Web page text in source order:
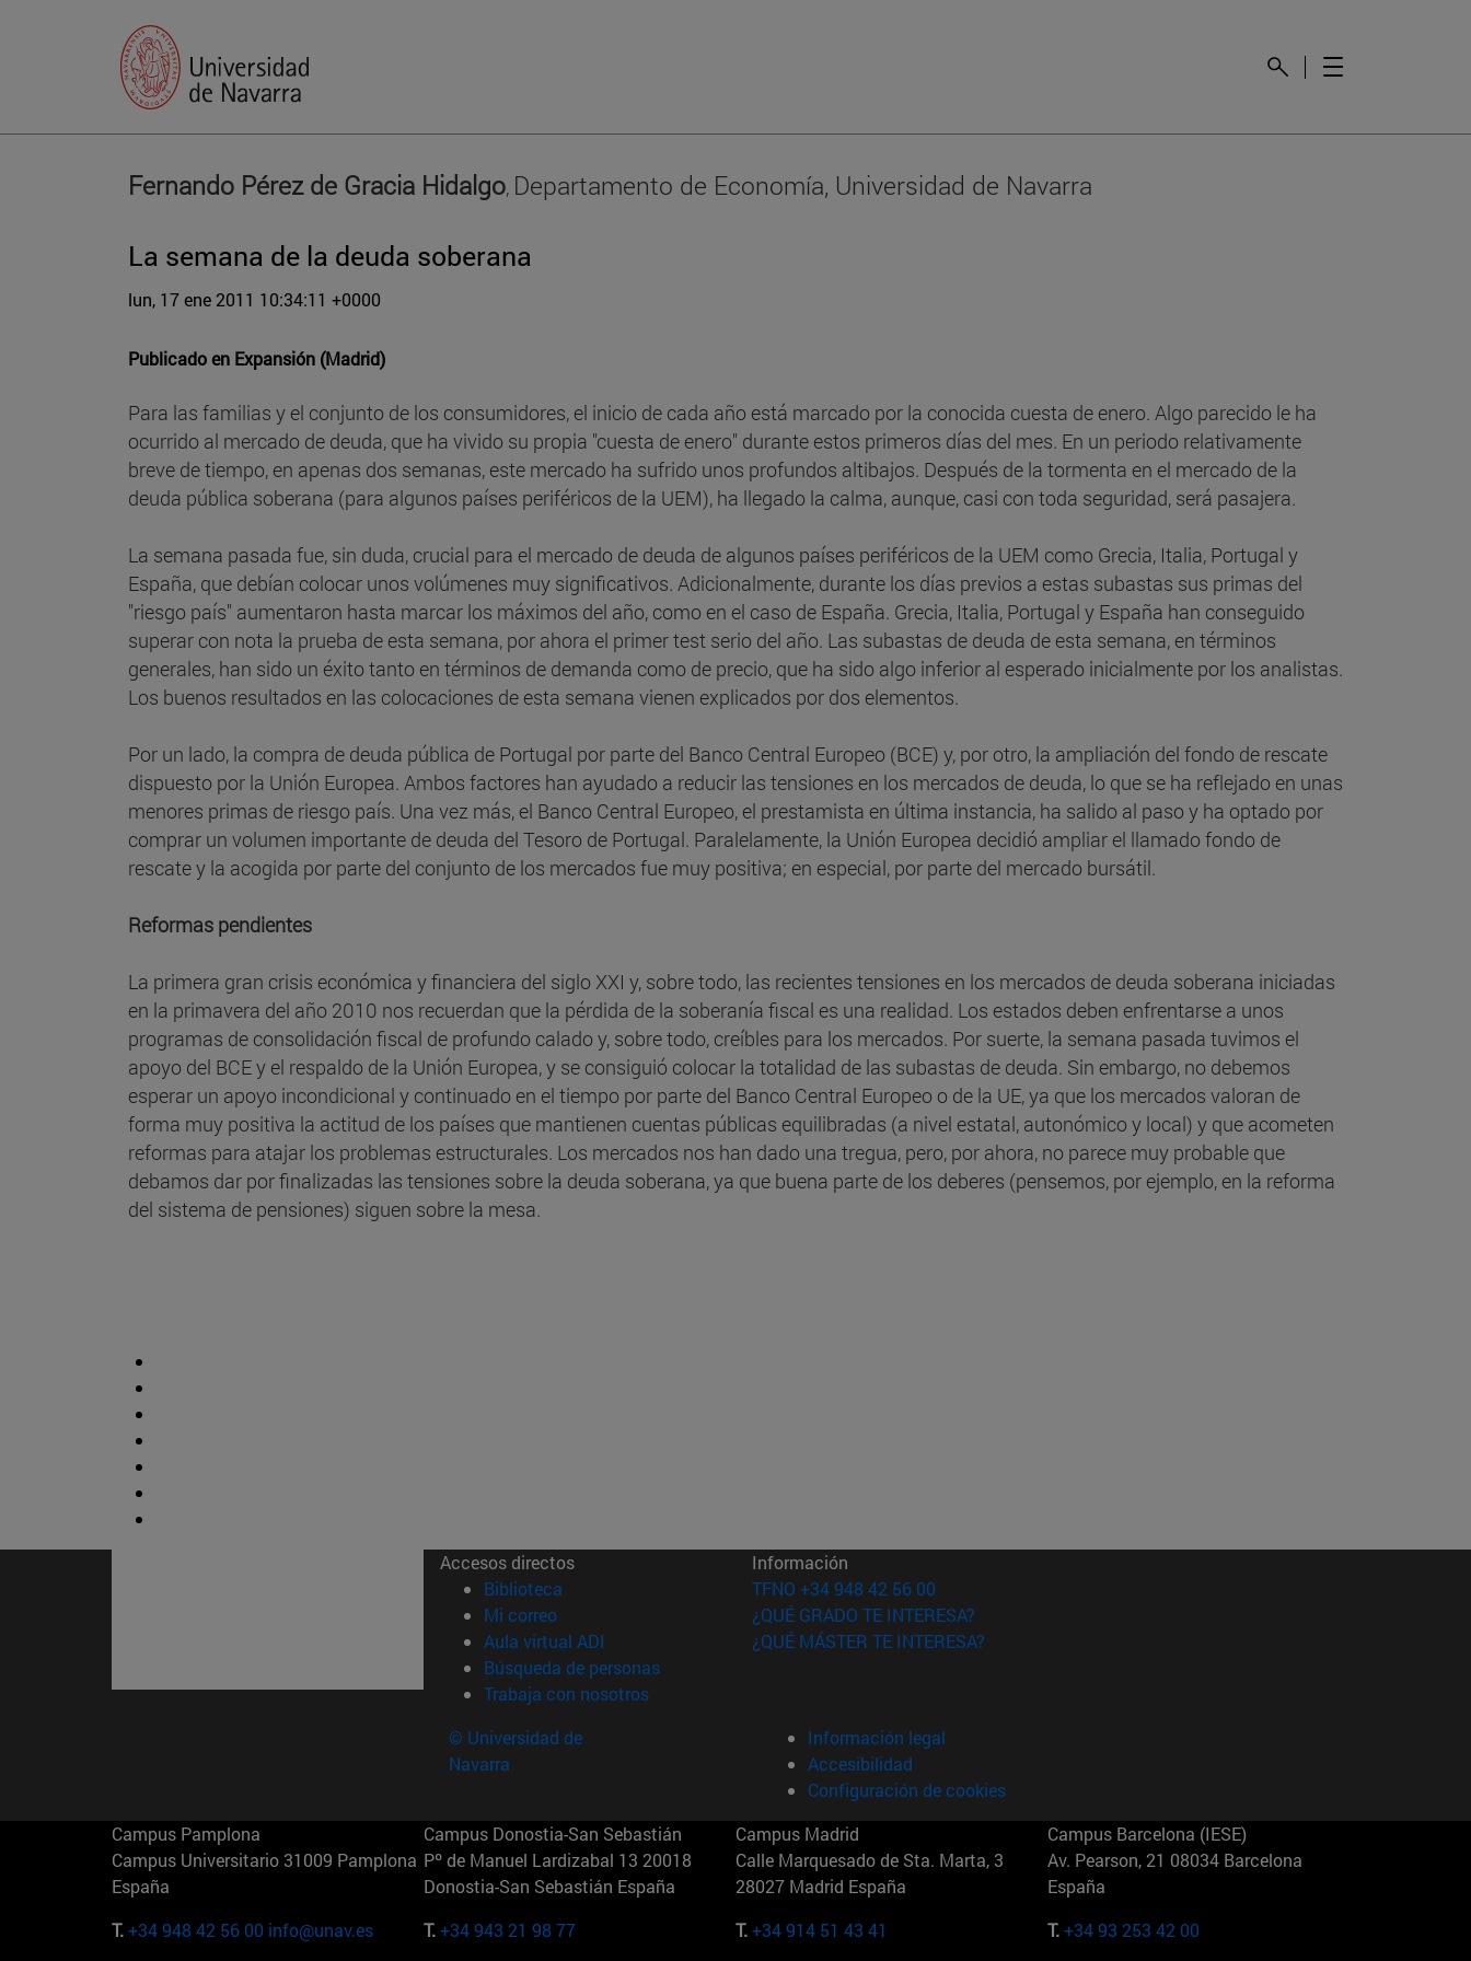
Fernando Pérez de Gracia Hidalgo, Departamento de Economía, Universidad de Navarra
La semana de la deuda soberana
lun, 17 ene 2011 10:34:11 +0000
Publicado en Expansión (Madrid)
Para las familias y el conjunto de los consumidores, el inicio de cada año está marcado por la conocida cuesta de enero. Algo parecido le ha
ocurrido al mercado de deuda, que ha vivido su propia "cuesta de enero" durante estos primeros días del mes. En un periodo relativamente
breve de tiempo, en apenas dos semanas, este mercado ha sufrido unos profundos altibajos. Después de la tormenta en el mercado de la
deuda pública soberana (para algunos países periféricos de la UEM), ha llegado la calma, aunque, casi con toda seguridad, será pasajera.
La semana pasada fue, sin duda, crucial para el mercado de deuda de algunos países periféricos de la UEM como Grecia, Italia, Portugal y
España, que debían colocar unos volúmenes muy significativos. Adicionalmente, durante los días previos a estas subastas sus primas del
"riesgo país" aumentaron hasta marcar los máximos del año, como en el caso de España. Grecia, Italia, Portugal y España han conseguido
superar con nota la prueba de esta semana, por ahora el primer test serio del año. Las subastas de deuda de esta semana, en términos
generales, han sido un éxito tanto en términos de demanda como de precio, que ha sido algo inferior al esperado inicialmente por los analistas.
Los buenos resultados en las colocaciones de esta semana vienen explicados por dos elementos.
Por un lado, la compra de deuda pública de Portugal por parte del Banco Central Europeo (BCE) y, por otro, la ampliación del fondo de rescate
dispuesto por la Unión Europea. Ambos factores han ayudado a reducir las tensiones en los mercados de deuda, lo que se ha reflejado en unas
menores primas de riesgo país. Una vez más, el Banco Central Europeo, el prestamista en última instancia, ha salido al paso y ha optado por
comprar un volumen importante de deuda del Tesoro de Portugal. Paralelamente, la Unión Europea decidió ampliar el llamado fondo de
rescate y la acogida por parte del conjunto de los mercados fue muy positiva; en especial, por parte del mercado bursátil.
Reformas pendientes
La primera gran crisis económica y financiera del siglo XXI y, sobre todo, las recientes tensiones en los mercados de deuda soberana iniciadas
en la primavera del año 2010 nos recuerdan que la pérdida de la soberanía fiscal es una realidad. Los estados deben enfrentarse a unos
programas de consolidación fiscal de profundo calado y, sobre todo, creíbles para los mercados. Por suerte, la semana pasada tuvimos el
apoyo del BCE y el respaldo de la Unión Europea, y se consiguió colocar la totalidad de las subastas de deuda. Sin embargo, no debemos
esperar un apoyo incondicional y continuado en el tiempo por parte del Banco Central Europeo o de la UE, ya que los mercados valoran de
forma muy positiva la actitud de los países que mantienen cuentas públicas equilibradas (a nivel estatal, autonómico y local) y que acometen
reformas para atajar los problemas estructurales. Los mercados nos han dado una tregua, pero, por ahora, no parece muy probable que
debamos dar por finalizadas las tensiones sobre la deuda soberana, ya que buena parte de los deberes (pensemos, por ejemplo, en la reforma
del sistema de pensiones) siguen sobre la mesa.
Accesos directos
Biblioteca (abre en nueva ventana)
Mi correo(abre en nueva ventana)
Aula virtual ADI (abre en nueva ventana)
Búsqueda de personas(abre en nueva ventana)
Trabaja con nosotros(abre en nueva ventana)
Información
TFNO +34 948 42 56 00
¿QUÉ GRADO TE INTERESA?
¿QUÉ MÁSTER TE INTERESA?
© Universidad de
Navarra
Información legal
Accesibilidad
Configuración de cookies
Campus Pamplona
Campus Universitario 31009 Pamplona
España
T.+34 948 42 56 00 info@unav.es
Campus Donostia-San Sebastián
Pº de Manuel Lardizabal 13 20018
Donostia-San Sebastián España
T.+34 943 21 98 77
Campus Madrid
Calle Marquesado de Sta. Marta, 3
28027 Madrid España
T.+34 914 51 43 41
Campus Barcelona (IESE)
Av. Pearson, 21 08034 Barcelona
España
T.+34 93 253 42 00